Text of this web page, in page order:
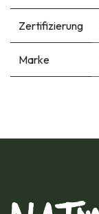
Zertifizierung
Marke